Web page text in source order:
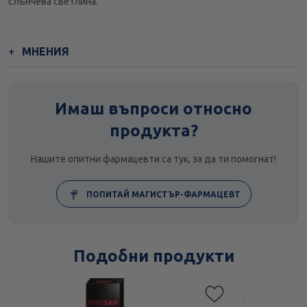
МНЕНИЯ
Имаш въпроси относно
продукта?
Нашите опитни фармацевти са тук, за да ти помогнат!
ПОПИТАЙ МАГИСТЪР-ФАРМАЦЕВТ
Подобни продукти